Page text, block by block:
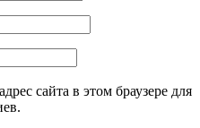
сайта в этом браузере для